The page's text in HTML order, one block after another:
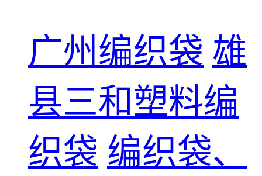
广州编织袋 雄
县三和塑料编
织袋 编织袋、